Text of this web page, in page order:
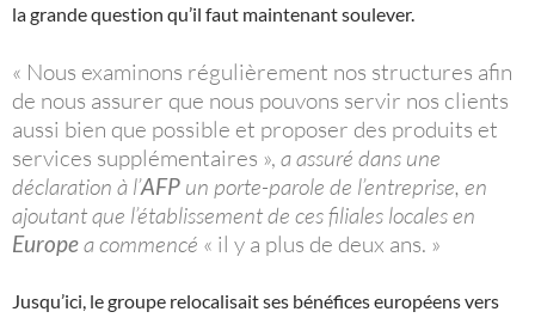
la grande question qu’il faut maintenant soulever.
« Nous examinons régulièrement nos structures afin
de nous assurer que nous pouvons servir nos clients
aussi bien que possible et proposer des produits et
services supplémentaires », a assuré dans une
déclaration à l’AFP un porte-parole de l’entreprise, en
ajoutant que l’établissement de ces filiales locales en
Europea commencé « il y a plus de deux ans. »
Jusqu’ici, le groupe relocalisait ses bénéfices européens vers